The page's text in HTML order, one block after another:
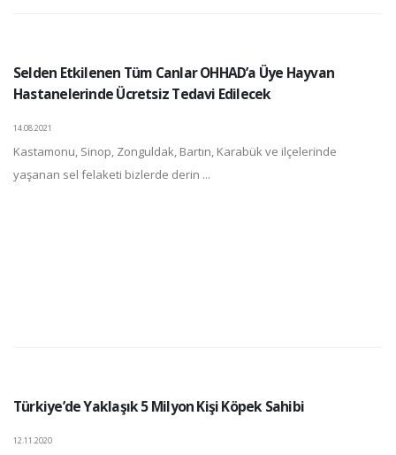
Selden Etkilenen Tüm Canlar OHHAD’a Üye Hayvan
Hastanelerinde Ücretsiz Tedavi Edilecek
14.08.2021
Kastamonu, Sinop, Zonguldak, Bartın, Karabük ve ilçelerinde
yaşanan sel felaketi bizlerde derin ...
Türkiye’de Yaklaşık 5 Milyon Kişi Köpek Sahibi
12.11.2020